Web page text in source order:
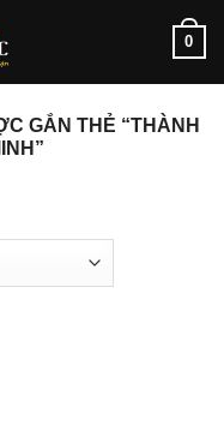
0
GẮN THẺ “THÀNH